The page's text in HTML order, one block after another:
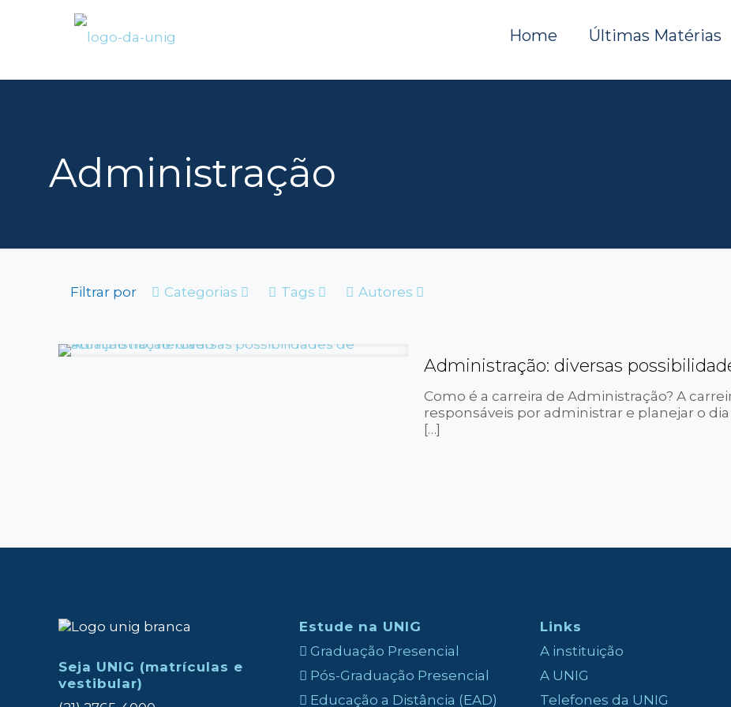
Home Últimas Matérias
Administração
Filtrar por Categorias Tags Autores
Administração: diversas
Como é a carreira de Administração? A
responsáveis por administrar e planejar o
[…]
Seja UNIG (matrículas e
vestibular)
Estude na UNIG
Graduação Presencial
Pós-Graduação Presencial
Educação a Distância (EAD)
Links
A instituição
A UNIG
Telefones da UNIG